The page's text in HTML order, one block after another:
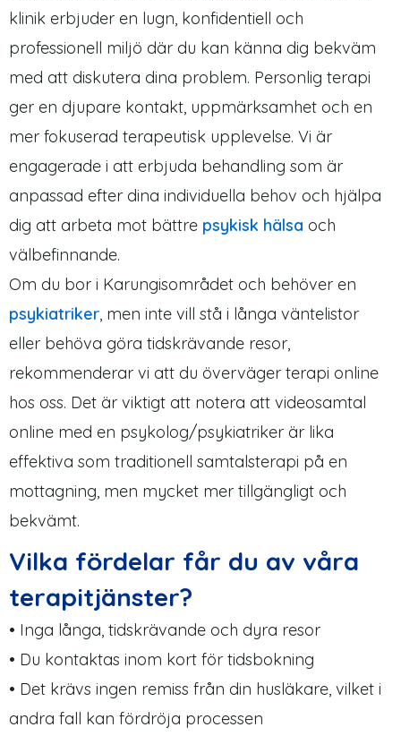
klinik erbjuder en lugn, konfidentiell och
professionell miljö där du kan känna dig bekväm
med att diskutera dina problem. Personlig terapi
ger en djupare kontakt, uppmärksamhet och en
mer fokuserad terapeutisk upplevelse. Vi är
engagerade i att erbjuda behandling som är
anpassad efter dina individuella behov och hjälpa
dig att arbeta mot bättre psykisk hälsa och
välbefinnande.
Om du bor i Karungisområdet och behöver en
psykiatriker, men inte vill stå i långa väntelistor
eller behöva göra tidskrävande resor,
rekommenderar vi att du överväger terapi online
hos oss. Det är viktigt att notera att videosamtal
online med en psykolog/psykiatriker är lika
effektiva som traditionell samtalsterapi på en
mottagning, men mycket mer tillgängligt och
bekvämt.
Vilka fördelar får du av våra
terapitjänster?
• Inga långa, tidskrävande och dyra resor
• Du kontaktas inom kort för tidsbokning
• Det krävs ingen remiss från din husläkare, vilket i
andra fall kan fördröja processen